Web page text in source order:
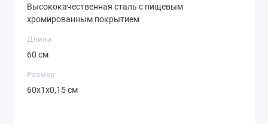
Высококачественная сталь с пищевым
хромированным покрытием
Длина
60 см
Размер
60х1х0,15 см